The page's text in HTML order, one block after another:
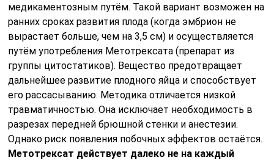
медикаментозным путём. Такой вариант возможен на
ранних сроках развития плода (когда эмбрион не
вырастает больше, чем на 3,5 см) и осуществляется
путём употребления Метотрексата (препарат из
группы цитостатиков). Вещество предотвращает
дальнейшее развитие плодного яйца и способствует
его рассасыванию. Методика отличается низкой
травматичностью. Она исключает необходимость в
разрезах передней брюшной стенки и анестезии.
Однако риск появления побочных эффектов остаётся.
Метотрексат действует далеко не на каждый